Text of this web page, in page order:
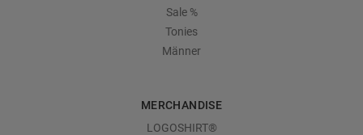
Sale %
Tonies
Männer
MERCHANDISE
LOGOSHIRT®